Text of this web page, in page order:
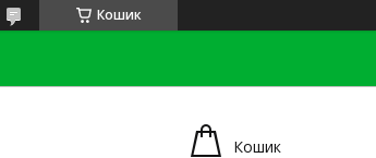
Кошик
Кошик